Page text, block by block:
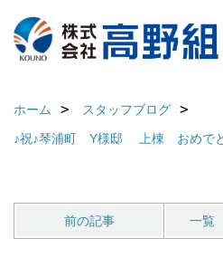
ホーム
スタッフブログ
♪祝♪琴浦町 Y様邸 上棟 おめでと
前の記事 一覧